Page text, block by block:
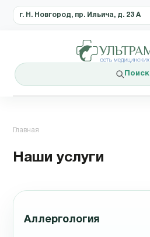
г. Н. Новгород, пр. Ильича, д. 23 А
Поиск
Главная
Наши услуги
Аллергология